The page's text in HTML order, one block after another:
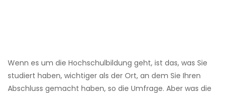
Wenn es um die Hochschulbildung geht, ist das, was Sie
studiert haben, wichtiger als der Ort, an dem Sie Ihren
Abschluss gemacht haben, so die Umfrage. Aber was die